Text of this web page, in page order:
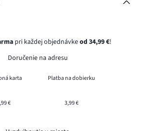
pri každej objednávkeod 34,99 €!
Doručenie na adresu
karta Platba na dobierku
€ 3,99 €